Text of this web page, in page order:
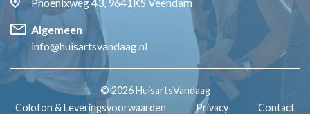
Algemeen
info@huisartsvandaag.nl
© 2026 HuisartsVandaag
Colofon & Leveringsvoorwaarden
Privacy Contact